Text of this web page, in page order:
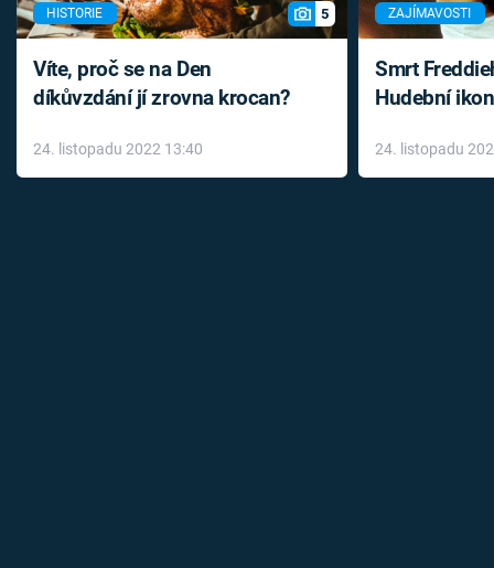
HISTORIE 5
Víte, proč se na Den
díkůvzdání jí zrovna krocan?
24. listopadu 2022 13:40
ZAJÍMAVOSTI
Smrt
Hudební
léky
24. listopadu